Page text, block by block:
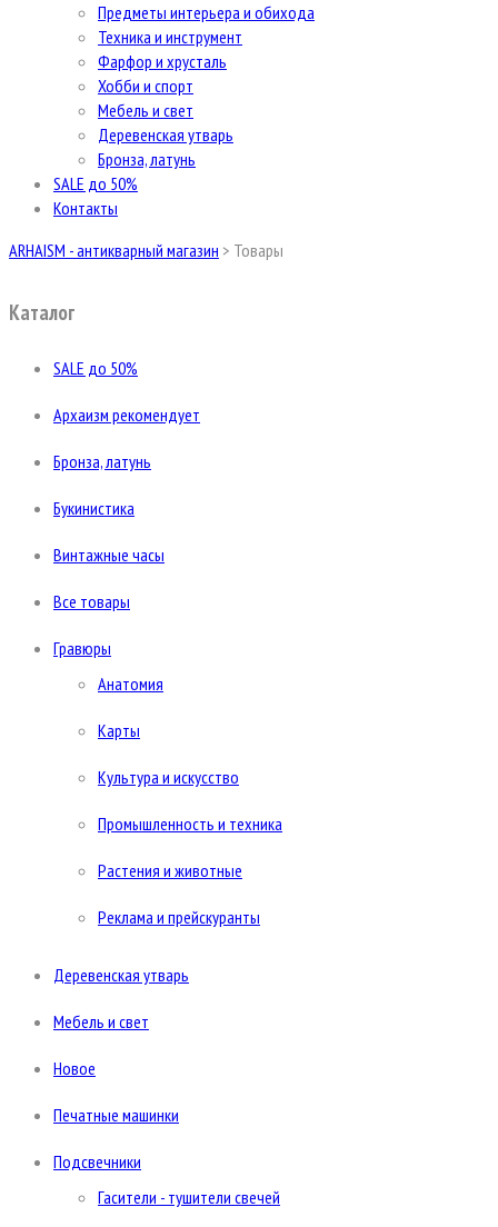
Предметы интерьера и обихода
Техника и инструмент
Фарфор и хрусталь
Хобби и спорт
Мебель и свет
Деревенская утварь
Бронза, латунь
SALE до 50%
Контакты
ARHAISM - антикварный магазин > Товары
Каталог
SALE до 50%
Архаизм рекомендует
Бронза, латунь
Букинистика
Винтажные часы
Все товары
Гравюры
Анатомия
Карты
Культура и искусство
Промышленность и техника
Растения и животные
Реклама и прейскуранты
Деревенская утварь
Мебель и свет
Новое
Печатные машинки
Подсвечники
Гасители - тушители свечей